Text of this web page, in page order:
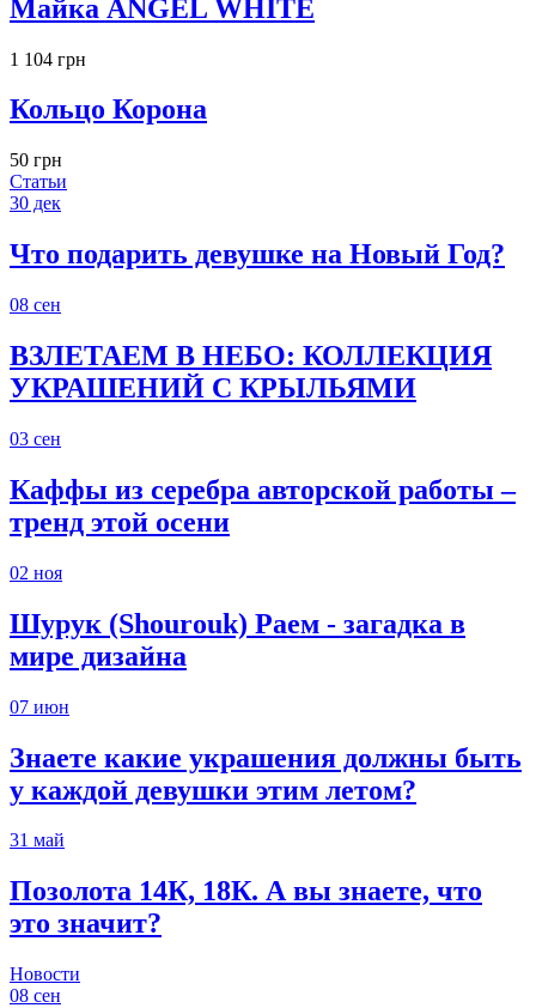
Майка ANGEL WHITE
1 104 грн
Кольцо Корона
50 грн
Статьи
30 дек
Что подарить девушке на Новый Год?
08 сен
ВЗЛЕТАЕМ В НЕБО: КОЛЛЕКЦИЯ
УКРАШЕНИЙ С КРЫЛЬЯМИ
03 сен
Каффы из серебра авторской работы –
тренд этой осени
02 ноя
Шурук (Shourouk) Раем - загадка в
мире дизайна
07 июн
Знаете какие украшения должны быть
у каждой девушки этим летом?
31 май
Позолота 14К, 18К. А вы знаете, что
это значит?
Новости
08 сен